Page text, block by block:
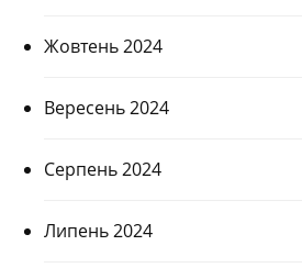
Жовтень 2024
Вересень 2024
Серпень 2024
Липень 2024